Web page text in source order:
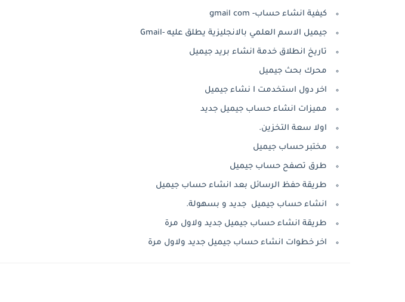
كيفية انشاء حساب- gmail com
جيميل الاسم العلمي بالانجليزية يطلق عليه -Gmail
تاريخ انطلاق خدمة انشاء بريد جيميل
محرك بحث جيميل
اخر دول استخدمت ا نشاء جيميل
مميزات انشاء حساب جيميل جديد
اولا سعة التخزين.
مختبر حساب جيميل
طرق تصفح حساب جيميل
طريقة حفظ الرسائل بعد انشاء حساب جيميل
انشاء حساب جيميل جديد و بسهولة.
طريقة انشاء حساب جيميل جديد ولاول مرة
اخر خطوات انشاء حساب جيميل جديد ولاول مرة